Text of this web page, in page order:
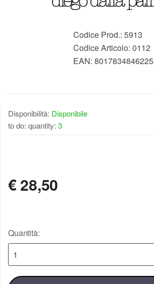
Codice Prod.: 5913
Codice Articolo: 0112
EAN: 8017834846225
Disponibilità: Disponibile
to do: quantity: 3
€28,50
Quantità: